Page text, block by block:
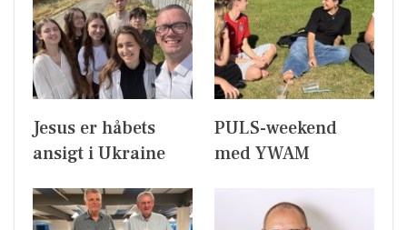
Jesus er håbets
ansigt i Ukraine
PULS-weekend
med YWAM